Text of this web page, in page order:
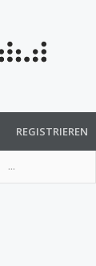
...
REGISTRIEREN